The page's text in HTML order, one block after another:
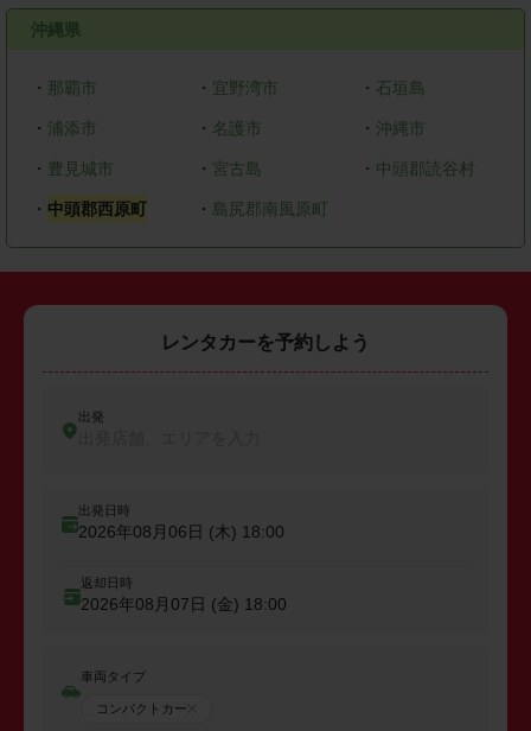
沖縄県
・ 那覇市 ・ 宜野湾市 ・ 石垣島
・ 浦添市 ・ 名護市 ・沖縄市
・ 豊見城市 ・ 宮古島 ・ 中頭郡読谷村
・ 中頭郡西原町 ・ 島尻郡南風原町
レンタカーを予約しよう
出発
出発日時
2026年08月06日 (木) 18:00
返却日時
2026年08月07日 (金) 18:00
車両タイプ
コンパクトカー